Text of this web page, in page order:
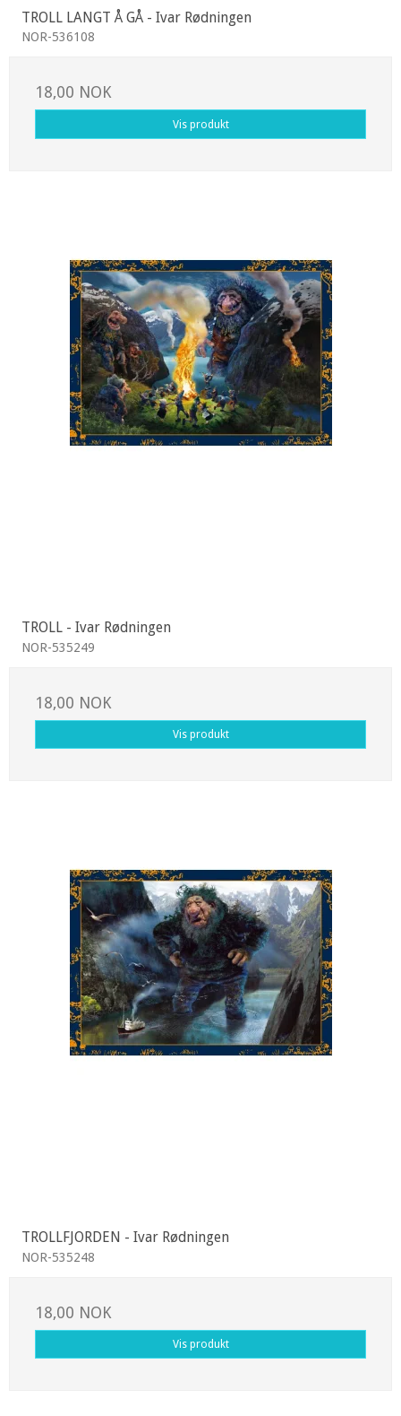
TROLL LANGT Å GÅ - Ivar Rødningen
NOR-536108
18,00 NOK
Vis produkt
TROLL - Ivar Rødningen
NOR-535249
18,00 NOK
Vis produkt
TROLLFJORDEN - Ivar Rødningen
NOR-535248
18,00 NOK
Vis produkt